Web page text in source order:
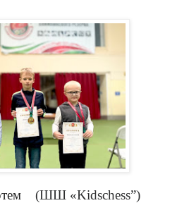
(ШШ «Kidschess”)